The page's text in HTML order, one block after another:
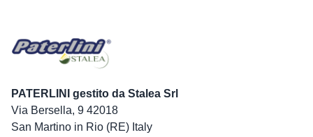
PATERLINI gestito da Stalea Srl
Via Bersella, 9 42018
San Martino in Rio (RE) Italy